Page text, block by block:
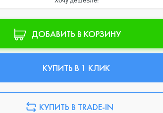
ДОБАВИТЬ В КОРЗИНУ
КУПИТЬ В 1 КЛИК
КУПИТЬ В TRADE-IN